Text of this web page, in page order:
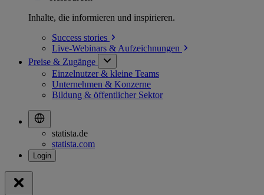
Inhalte, die informieren und inspirieren.
Success stories
Live-Webinars & Aufzeichnungen
Preise & Zugänge
Einzelnutzer & kleine Teams
Unternehmen & Konzerne
Bildung & öffentlicher Sektor
statista.de
statista.com